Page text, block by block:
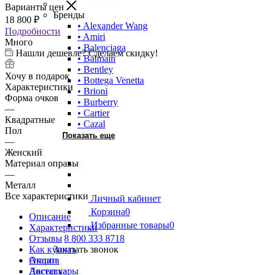
Бренды
• Alexander Wang
• Amiri
• Balenciaga
• Balmain
• Bentley
• Bottega Venetta
• Brioni
• Burberry
• Cartier
• Cazal
Показать еще
Личный кабинет
Корзина0
Избранные товары0
8 800 333 8718
Заказать звонок
Акции
Аксессуары
Варианты цен
18 800 ₽
Подробности
Много
Нашли дешевле? Сделаем скидку!
Хочу в подарок
Характеристики
Форма очков
—
Квадратные
Пол
—
Женский
Материал оправы
—
Металл
Все характеристики
Описание
Характеристики
Отзывы
Как купить
Оплата
Доставка